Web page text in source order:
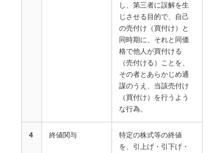
し、第三者に誤解を生
じさせる目的で、自己
の売付け（買付け）と
同時期に、それと同価
格で他人が買付ける
（売付ける）ことを、
その者とあらかじめ通
謀のうえ、当該売付け
（買付け）を行うよう
な行為。
4 終値関与
特定の株式等の終値
を、引上げ・引下げ・